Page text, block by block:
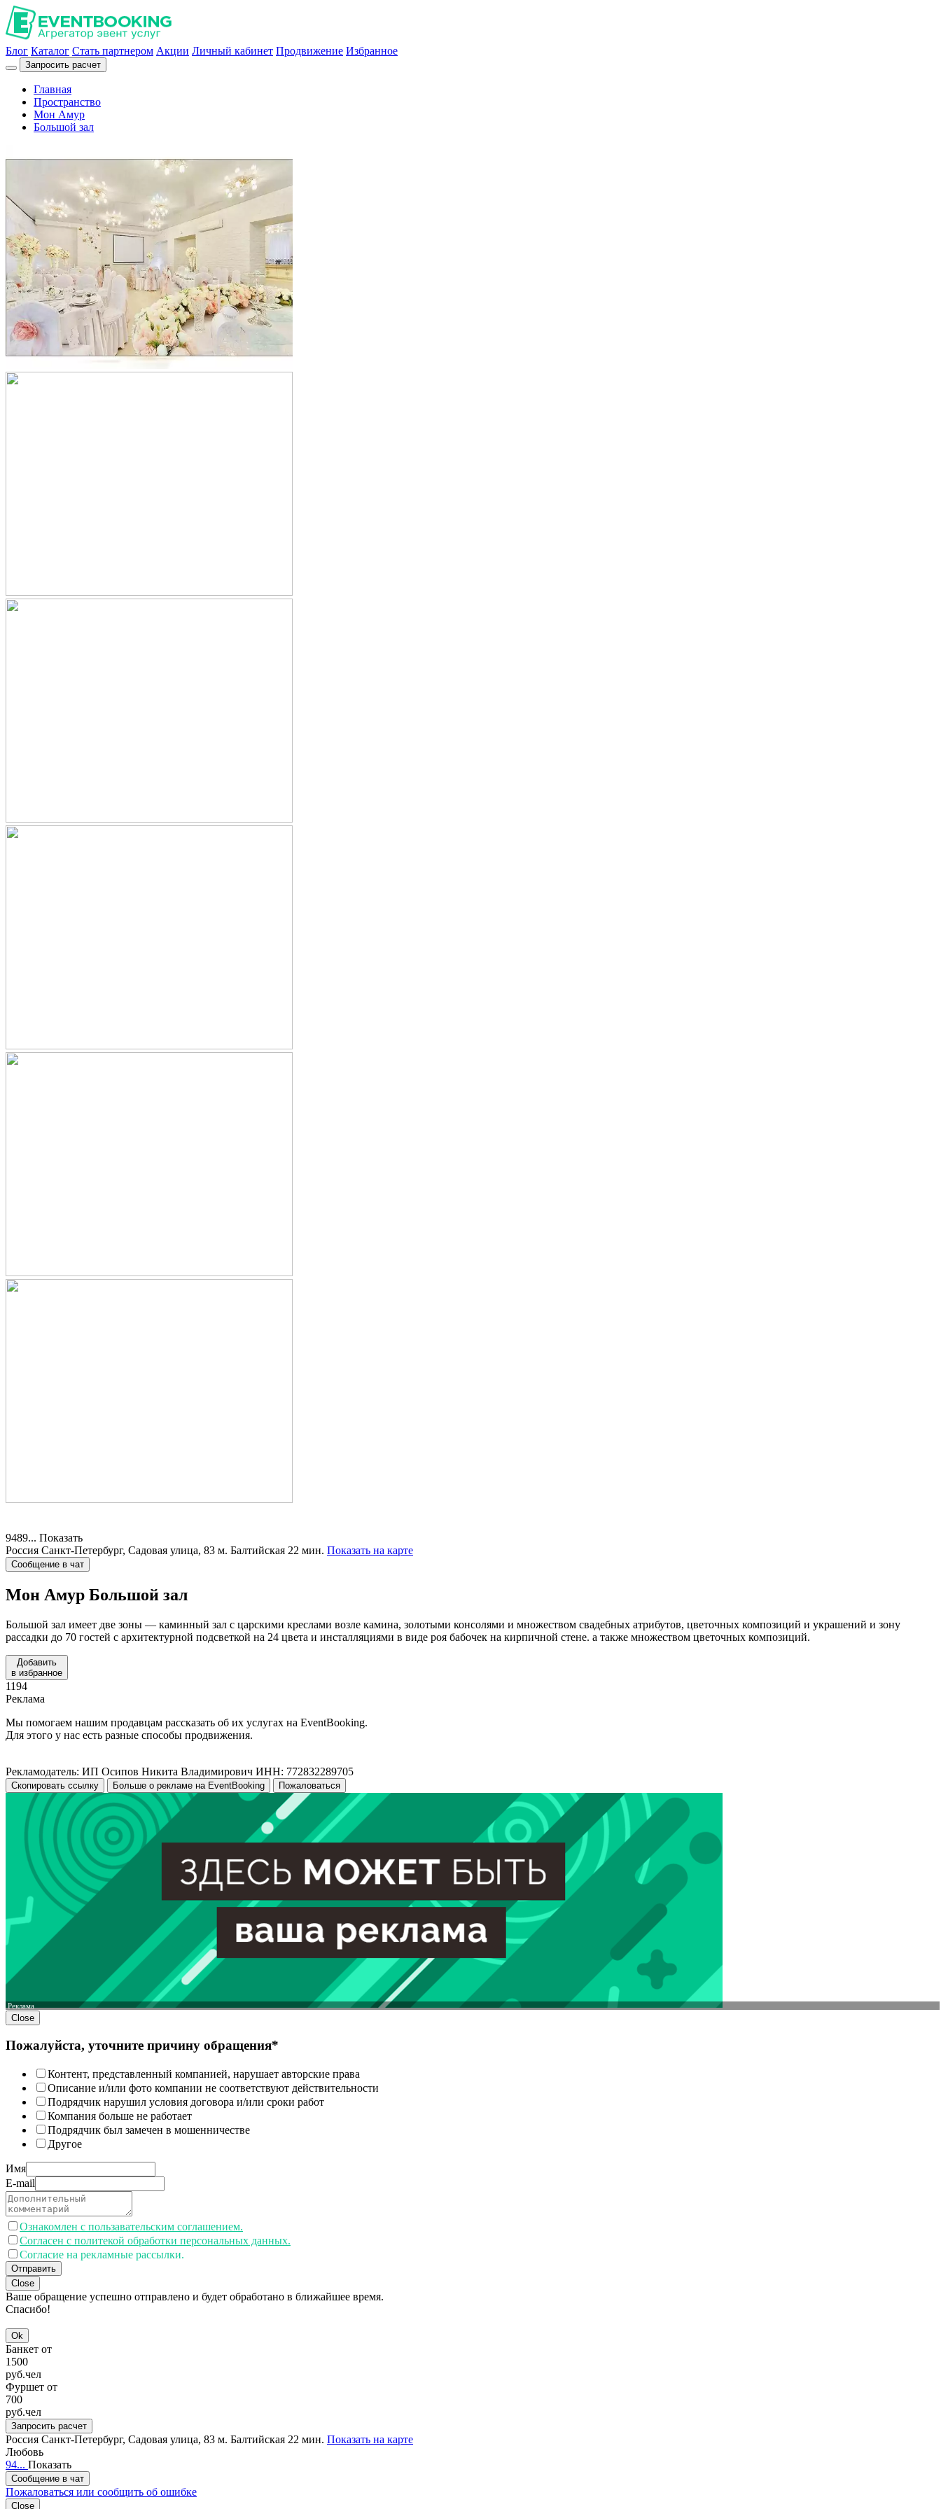
Блог Каталог Стать партнером Акции Личный кабинет Продвижение Избранное
Запросить расчет
Главная
Пространство
Мон Амур
Большой зал
9489... Показать
Россия Санкт-Петербург, Садовая улица, 83 м. Балтийская 22 мин. Показать на карте
Сообщение в чат
Мон Амур Большой зал
Большой зал имеет две зоны — каминный зал с царскими креслами возле камина, золотыми консолями и множеством свадебных атрибутов, цветочных композиций и украшений и зону
рассадки до 70 гостей с архитектурной подсветкой на 24 цвета и инсталляциями в виде роя бабочек на кирпичной стене. а также множеством цветочных композиций.
Добавить
в избранное
1194
Реклама
Мы помогаем нашим продавцам рассказать об их услугах на EventBooking.
Для этого у нас есть разные способы продвижения.
Рекламодатель: ИП Осипов Никита Владимирович ИНН: 772832289705
Скопировать ссылку Больше о рекламе на EventBooking Пожаловаться
Реклама
Close
Пожалуйста, уточните причину обращения*
Контент, представленный компанией, нарушает авторские права
Описание и/или фото компании не соответствуют действительности
Подрядчик нарушил условия договора и/или сроки работ
Компания больше не работает
Подрядчик был замечен в мошенничестве
Другое
Имя
E-mail
Ознакомлен с пользавательским соглашением.
Согласен с политекой обработки персональных данных.
Согласие на рекламные рассылки.
Отправить
Close
Ваше обращение успешно отправлено и будет обработано в ближайшее время.
Спасибо!
Ok
Банкет от
1500
руб.чел
Фуршет от
700
руб.чел
Запросить расчет
Россия Санкт-Петербург, Садовая улица, 83 м. Балтийская 22 мин. Показать на карте
Любовь
94... Показать
Сообщение в чат
Пожаловаться или сообщить об ошибке
Close